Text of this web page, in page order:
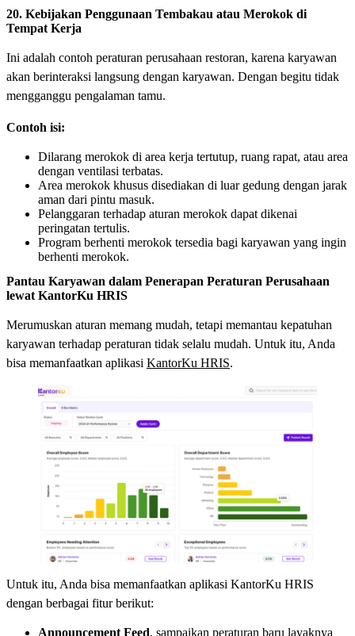
20. Kebijakan Penggunaan Tembakau atau Merokok di
Tempat Kerja
Ini adalah contoh peraturan perusahaan restoran, karena karyawan
akan berinteraksi langsung dengan karyawan. Dengan begitu tidak
mengganggu pengalaman tamu.
Contoh isi:
Dilarang merokok di area kerja tertutup, ruang rapat, atau area
dengan ventilasi terbatas.
Area merokok khusus disediakan di luar gedung dengan jarak
aman dari pintu masuk.
Pelanggaran terhadap aturan merokok dapat dikenai
peringatan tertulis.
Program berhenti merokok tersedia bagi karyawan yang ingin
berhenti merokok.
Pantau Karyawan dalam Penerapan Peraturan Perusahaan
lewat KantorKu HRIS
Merumuskan aturan memang mudah, tetapi memantau kepatuhan
karyawan terhadap peraturan tidak selalu mudah. Untuk itu, Anda
bisa memanfaatkan aplikasi KantorKu HRIS.
Untuk itu, Anda bisa memanfaatkan aplikasi KantorKu HRIS
dengan berbagai fitur berikut:
Announcement Feed, sampaikan peraturan baru layaknya